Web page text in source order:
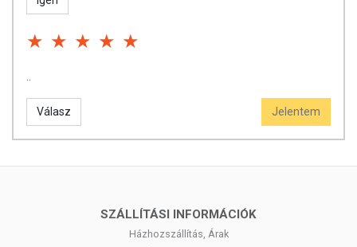
cinnamal, coumarin), tartósítószerek
Egyéb összetevők: mosódió kivonat
Minőségmegőrzés: A csomagoláson feltüntetett időpontig.
Tárolás:Száraz, hűvös helyen tárolandó. Gyermekektől távol
tartandó!
Válasz Jelentem
SZÁLLÍTÁSI INFORMÁCIÓK
Házhozszállítás, Árak